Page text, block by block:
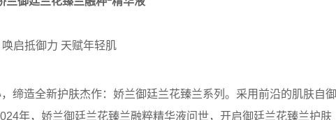
唤启抵御力 天赋年轻肌
缔造全新护肤杰作：娇兰御廷兰花臻兰系列。采用前沿的肌肤自御
年，娇兰御廷兰花臻兰融粹精华液问世，开启御廷兰花臻兰护肤